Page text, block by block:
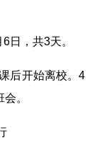
日，共3天。
后开始离校。4
。